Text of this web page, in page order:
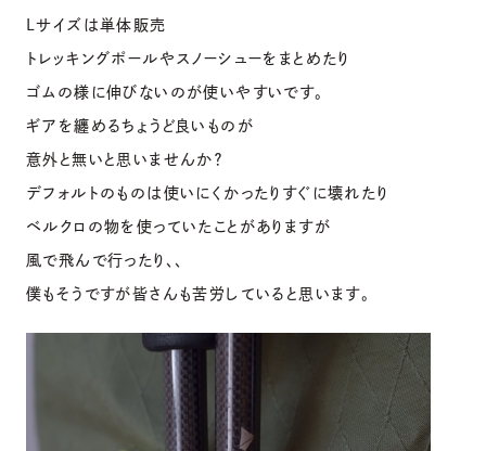
Lサイズは単体販売
トレッキングポールやスノーシューをまとめたり
ゴムの様に伸びないのが使いやすいです。
ギアを纏めるちょうど良いものが
意外と無いと思いませんか？
デフォルトのものは使いにくかったりすぐに壊れたり
ベルクロの物を使っていたことがありますが
風で飛んで行ったり、、
僕もそうですが皆さんも苦労していると思います。